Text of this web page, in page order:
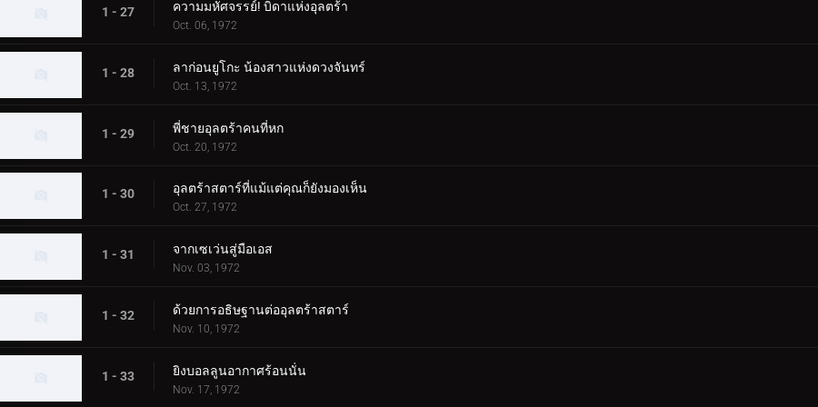
1 - 27 ความมหัศจรรย์! บิดาแห่งอุลตร้า
Oct. 06, 1972
1 - 28 ลาก่อนยูโกะ น้องสาวแห่งดวงจันทร์
Oct. 13, 1972
1 - 29 พี่ชายอุลตร้าคนที่หก
Oct. 20, 1972
1 - 30 อุลตร้าสตาร์ที่แม้แต่คุณก็ยังมองเห็น
Oct. 27, 1972
1 - 31 จากเซเว่นสู่มือเอส
Nov. 03, 1972
1 - 32 ด้วยการอธิษฐานต่ออุลตร้าสตาร์
Nov. 10, 1972
1 - 33 ยิงบอลลูนอากาศร้อนนั่น
Nov. 17, 1972